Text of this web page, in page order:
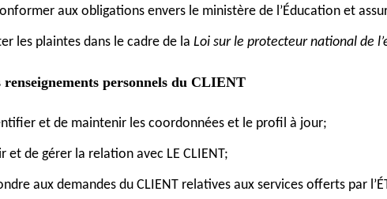
aux obligations envers le ministère de l’Éducation et
les plaintes dans le cadre de la Loi sur le protecteur national de
personnels du CLIENT
et de maintenir les coordonnées et le profil à jour;
et de gérer la relation avec LE CLIENT;
aux demandes du CLIENT relatives aux services offerts par